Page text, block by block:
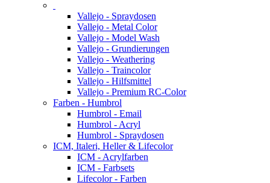
Vallejo - Spraydosen
Vallejo - Metal Color
Vallejo - Model Wash
Vallejo - Grundierungen
Vallejo - Weathering
Vallejo - Traincolor
Vallejo - Hilfsmittel
Vallejo - Premium RC-Color
Farben - Humbrol
Humbrol - Email
Humbrol - Acryl
Humbrol - Spraydosen
ICM, Italeri, Heller & Lifecolor
ICM - Acrylfarben
ICM - Farbsets
Lifecolor - Farben